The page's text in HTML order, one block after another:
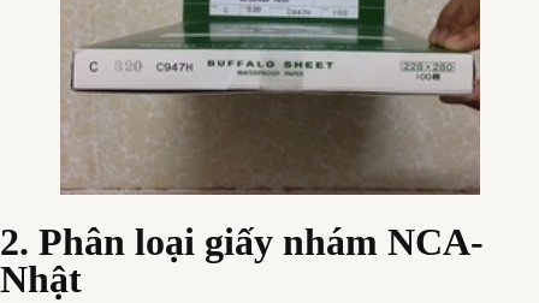
2. Phân loại giấy nhám NCA-
Nhật